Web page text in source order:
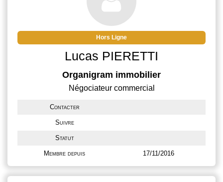
studio au T3, entièrement rénovés en 2015.
Hors Ligne
Lucas PIERETTI
Organigram immobilier
Négociateur commercial
Contacter
Suivre
Statut
Membre depuis 17/11/2016